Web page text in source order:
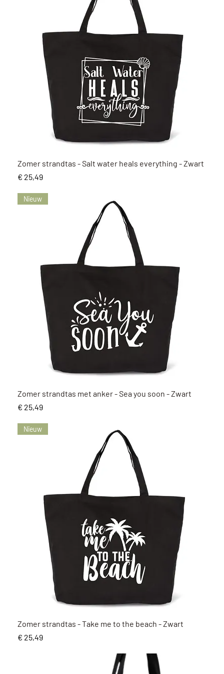
Snel overzicht
Zomer strandtas - Salt water heals everything - Zwart
Prijs
€ 25,49
Snel overzicht
Nieuw
Zomer strandtas met anker - Sea you soon - Zwart
Prijs
€ 25,49
Snel overzicht
Nieuw
Zomer strandtas - Take me to the beach - Zwart
Prijs
€ 25,49